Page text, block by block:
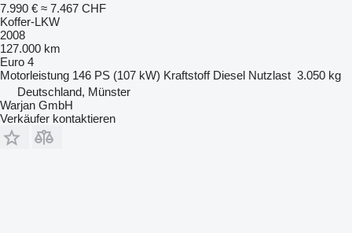
7.990 € ≈ 7.467 CHF
Koffer-LKW
2008
127.000 km
Euro 4
Motorleistung 146 PS (107 kW) Kraftstoff Diesel Nutzlast 3.050 kg
Deutschland, Münster
Warjan GmbH
Verkäufer kontaktieren